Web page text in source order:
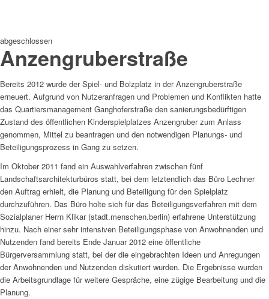
abgeschlossen
Anzengruberstraße
Bereits 2012 wurde der Spiel- und Bolzplatz in der Anzengruberstraße
erneuert. Aufgrund von Nutzeranfragen und Problemen und Konflikten hatte
das Quartiersmanagement Ganghoferstraße den sanierungsbedürftigen
Zustand des öffentlichen Kinderspielplatzes Anzengruber zum Anlass
genommen, Mittel zu beantragen und den notwendigen Planungs- und
Beteiligungsprozess in Gang zu setzen.
Im Oktober 2011 fand ein Auswahlverfahren zwischen fünf
Landschaftsarchitekturbüros statt, bei dem letztendlich das Büro Lechner
den Auftrag erhielt, die Planung und Beteiligung für den Spielplatz
durchzuführen. Das Büro holte sich für das Beteiligungsverfahren mit dem
Sozialplaner Herrn Klikar (stadt.menschen.berlin) erfahrene Unterstützung
hinzu. Nach einer sehr intensiven Beteiligungsphase von Anwohnenden und
Nutzenden fand bereits Ende Januar 2012 eine öffentliche
Bürgerversammlung statt, bei der die eingebrachten Ideen und Anregungen
der Anwohnenden und Nutzenden diskutiert wurden. Die Ergebnisse wurden
die Arbeitsgrundlage für weitere Gespräche, eine zügige Bearbeitung und die
Planung.